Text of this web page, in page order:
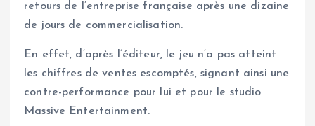
retours de l’entreprise française après une dizaine
de jours de commercialisation.
En effet, d’après l’éditeur, le jeu n’a pas atteint
les chiffres de ventes escomptés, signant ainsi une
contre-performance pour lui et pour le studio
Massive Entertainment.